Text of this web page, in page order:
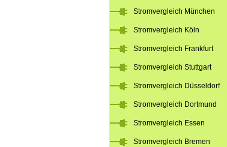
Stromvergleich München
Stromvergleich Köln
Stromvergleich Frankfurt
Stromvergleich Stuttgart
Stromvergleich Düsseldorf
Stromvergleich Dortmund
Stromvergleich Essen
Stromvergleich Bremen